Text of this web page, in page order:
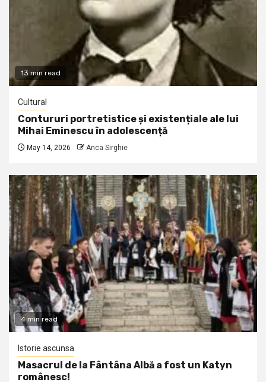
13 min read
Cultural
Contururi portretistice și existențiale ale lui
Mihai Eminescu în adolescență
May 14, 2026 Anca Sirghie
4 min read
Istorie ascunsa
Masacrul de la Fântâna Albă a fost un Katyn
românesc!